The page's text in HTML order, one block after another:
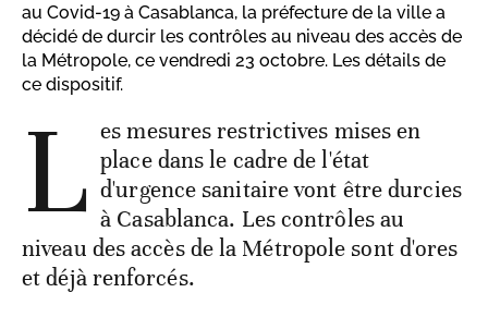
au Covid-19 à Casablanca, la préfecture de la ville a
décidé de durcir les contrôles au niveau des accès de
la Métropole, ce vendredi 23 octobre. Les détails de
ce dispositif.
L es mesures restrictives mises en
place dans le cadre de l'état
d'urgence sanitaire vont être durcies
à Casablanca. Les contrôles au
niveau des accès de la Métropole sont d'ores
et déjà renforcés.